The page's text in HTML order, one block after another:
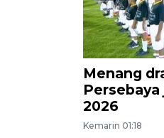
Menang
2026
Kemarin 01:18